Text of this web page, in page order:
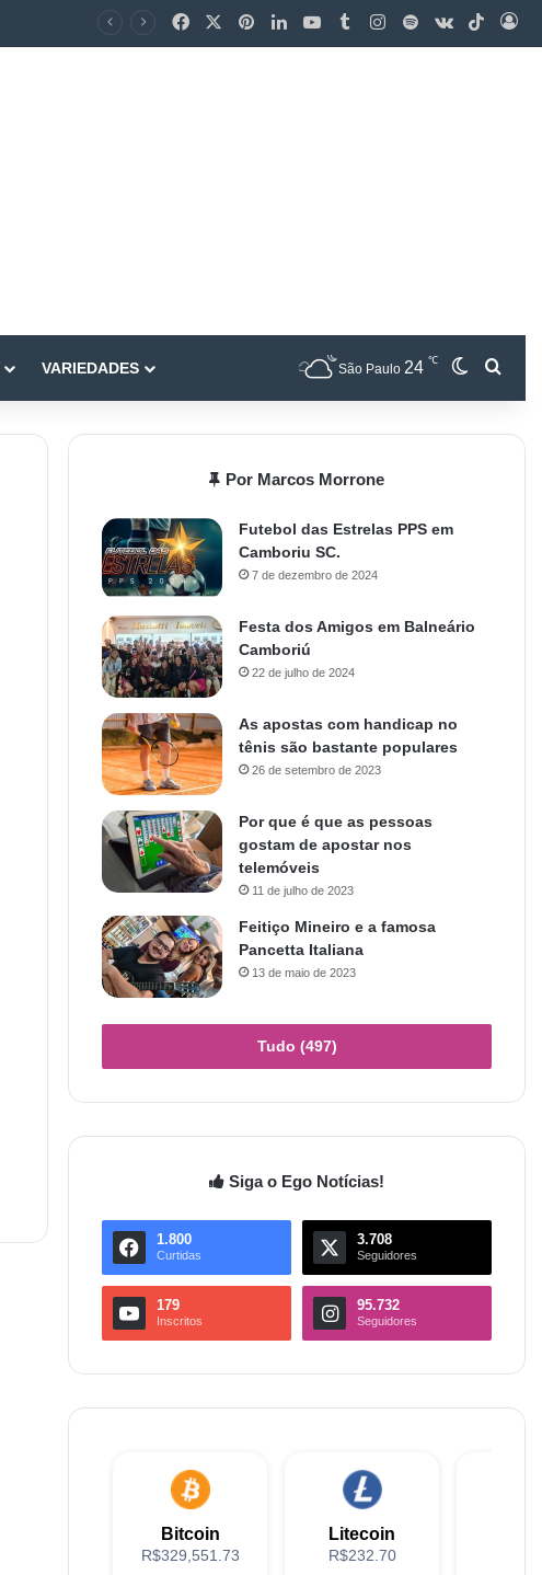
VARIEDADES São Paulo 24 ℃
Por Marcos Morrone
Futebol das Estrelas PPS em
Camboriu SC.
7 de dezembro de 2024
Festa dos Amigos em Balneário
Camboriú
22 de julho de 2024
As apostas com handicap no
tênis são bastante populares
26 de setembro de 2023
Por que é que as pessoas
gostam de apostar nos
telemóveis
11 de julho de 2023
Feitiço Mineiro e a famosa
Pancetta Italiana
13 de maio de 2023
Tudo (497)
Siga o Ego Notícias!
1.800
Curtidas
3.708
Seguidores
179
Inscritos
95.732
Seguidores
Bitcoin
R$329,551.73
Litecoin
R$232.70